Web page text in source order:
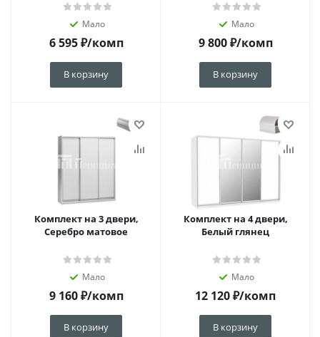
Мало
6 595₽/комп
В корзину
Мало
9 800₽/комп
В корзину
Комплект на 3 двери,
Серебро матовое
Мало
9 160₽/комп
В корзину
Комплект на 4 двери,
Белый глянец
Мало
12 120₽/комп
В корзину